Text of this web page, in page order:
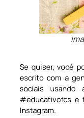
Se quiser, você
escrito com a
sociais usando
#educativofcs e
Instagram.